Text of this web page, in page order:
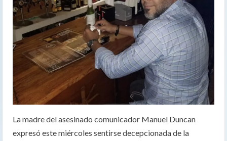
La madre del asesinado comunicador Manuel Duncan
expresó este miércoles sentirse decepcionada de la